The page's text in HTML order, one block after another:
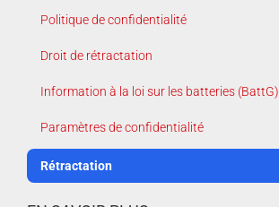
Politique de confidentialité
Droit de rétractation
Information à la loi sur les batteries (BattG)
Paramètres de confidentialité
Rétractation